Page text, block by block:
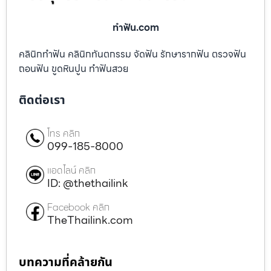
ทําฟัน.com
คลินิกทำฟัน คลินิกทันตกรรม จัดฟัน รักษารากฟัน ตรวจฟัน
ถอนฟัน ขูดหินปูน ทำฟันสวย
ติดต่อเรา
โทร คลิก
099-185-8000
แอดไลน์ คลิก
ID: @thethailink
Facebook คลิก
TheThailink.com
บทความที่คล้ายกัน